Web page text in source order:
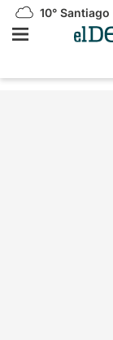
10° Santiago